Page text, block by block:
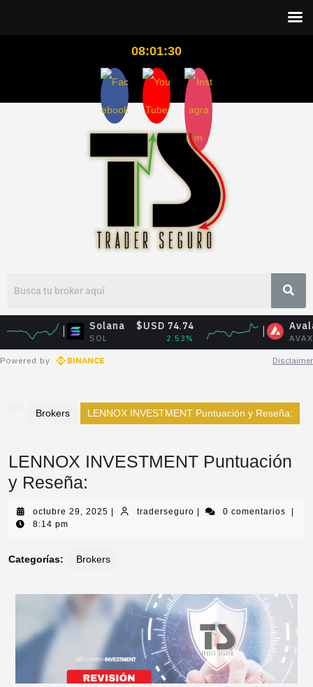
08:01:31
Solana
SOL
$USD 74.74 Avalanche
Powered by Disclaimer
Brokers LENNOX INVESTMENT Puntuación y Reseña:
LENNOX INVESTMENT Puntuación
y Reseña:
octubre 29, 2025 traderseguro 0 comentarios
8:14 pm
Categorías: Brokers